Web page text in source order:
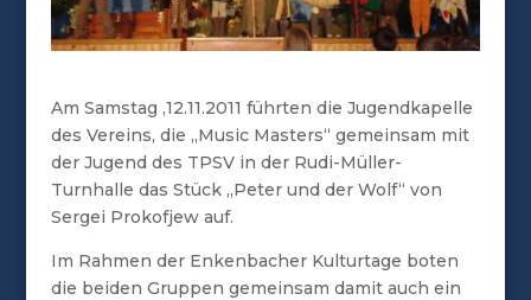
Am Samstag ,12.11.2011 führten die Jugendkapelle
des Vereins, die „Music Masters“ gemeinsam mit
der Jugend des TPSV in der Rudi-Müller-
Turnhalle das Stück „Peter und der Wolf“ von
Sergei Prokofjew auf.
Im Rahmen der Enkenbacher Kulturtage boten
die beiden Gruppen gemeinsam damit auch ein